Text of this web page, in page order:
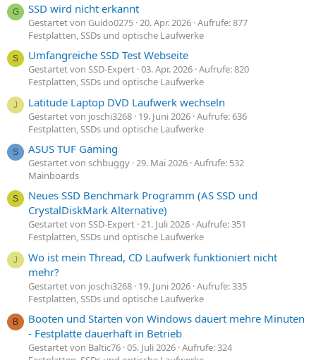
G SSD wird nicht erkannt
Gestartet von Guido0275 20. Apr. 2026 Aufrufe: 877
Festplatten, SSDs und optische Laufwerke
S Umfangreiche SSD Test Webseite
Gestartet von SSD-Expert 03. Apr. 2026 Aufrufe: 820
Festplatten, SSDs und optische Laufwerke
J Latitude Laptop DVD Laufwerk wechseln
Gestartet von joschi3268 19. Juni 2026 Aufrufe: 636
Festplatten, SSDs und optische Laufwerke
S ASUS TUF Gaming
Gestartet von schbuggy 29. Mai 2026 Aufrufe: 532
Mainboards
S
Neues SSD Benchmark Programm (AS SSD und
CrystalDiskMark Alternative)
Gestartet von SSD-Expert 21. Juli 2026 Aufrufe: 351
Festplatten, SSDs und optische Laufwerke
J
Wo ist mein Thread, CD Laufwerk funktioniert nicht
mehr?
Gestartet von joschi3268 19. Juni 2026 Aufrufe: 335
Festplatten, SSDs und optische Laufwerke
B
Booten und Starten von Windows dauert mehre Minuten
- Festplatte dauerhaft in Betrieb
Gestartet von Baltic76 05. Juli 2026 Aufrufe: 324